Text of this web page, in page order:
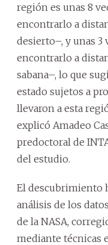
región es unas 8
encontrarlo a
desierto–, y unas 3
encontrarlo a
sabana–, lo que
estado sujetos a
llevaron a esta
explicó Amadeo
predoctoral de
del estudio.
El descubrimiento
análisis de los
de la NASA,
mediante técnicas